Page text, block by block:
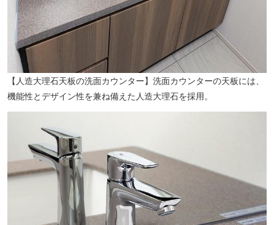
桐の木公園（徒歩3分／約180m）
【人造大理石天板の洗面カウンター】洗面カウンターの天板には、
機能性とデザイン性を兼ね備えた人造大理石を採用。